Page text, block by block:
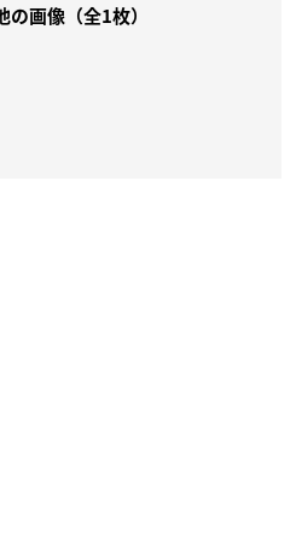
の画像（全1枚）